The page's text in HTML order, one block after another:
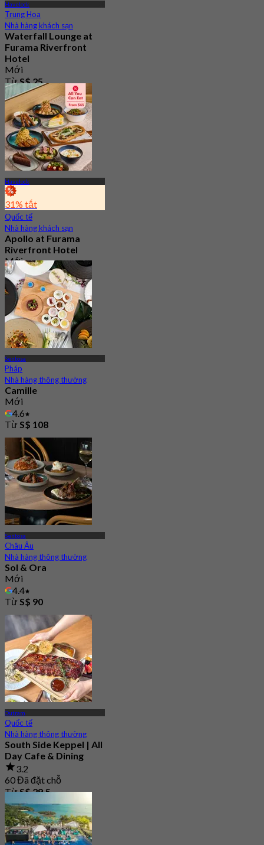
Havelock
Trung Hoa
Nhà hàng khách sạn
Waterfall Lounge at
Furama Riverfront
Hotel
Mới
TừS$ 25
Havelock
31% tắt
Quốc tế
Nhà hàng khách sạn
Apollo at Furama
Riverfront Hotel
Mới
Từ S$ 24.5
Sentosa
Pháp
Nhà hàng thông thường
Camille
Mới
4.6
Từ S$ 108
Sentosa
Châu Âu
Nhà hàng thông thường
Sol & Ora
Mới
4.4
Từ S$ 90
Outram
Quốc tế
Nhà hàng thông thường
South Side Keppel | All
Day Cafe & Dining
3.2
60 Đã đặt chỗ
TừS$ 29.5